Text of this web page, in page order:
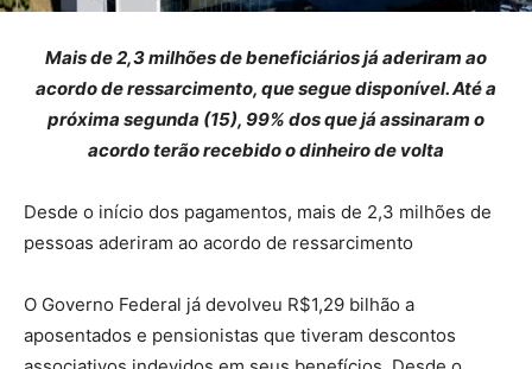
Mais de 2,3 milhões de beneficiários já aderiram ao
acordo de ressarcimento, que segue disponível. Até a
próxima segunda (15), 99% dos que já assinaram o
acordo terão recebido o dinheiro de volta
Desde o início dos pagamentos, mais de 2,3 milhões de
pessoas aderiram ao acordo de ressarcimento
O Governo Federal já devolveu R$1,29 bilhão a
aposentados e pensionistas que tiveram descontos